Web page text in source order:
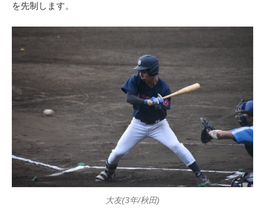
を先制します。
大友(3年/秋田)